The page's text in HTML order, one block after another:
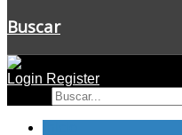
Buscar
Login Register